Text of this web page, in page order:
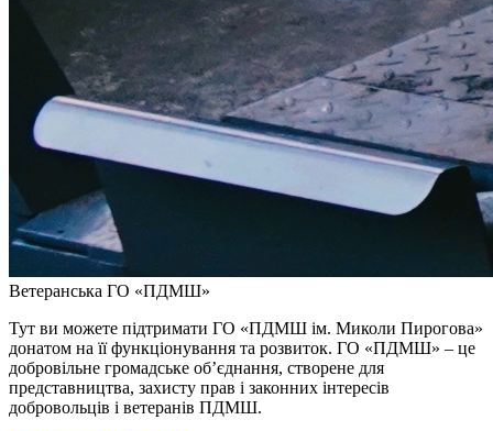
Ветеранська ГО «ПДМШ»
Тут ви можете підтримати ГО «ПДМШ ім. Миколи Пирогова»
донатом на її функціонування та розвиток. ГО «ПДМШ» – це
добровільне громадське об’єднання, створене для
представництва, захисту прав і законних інтересів
добровольців і ветеранів ПДМШ.